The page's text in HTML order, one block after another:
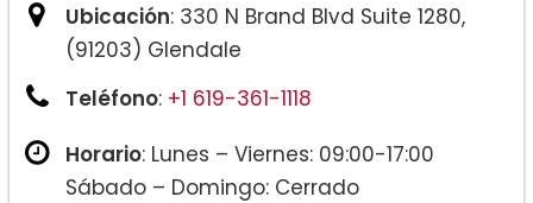
Ubicación: 330 N Brand Blvd Suite 1280,
(91203) Glendale
Teléfono: +1 619-361-1118
Horario: Lunes – Viernes: 09:00-17:00
Sábado – Domingo: Cerrado